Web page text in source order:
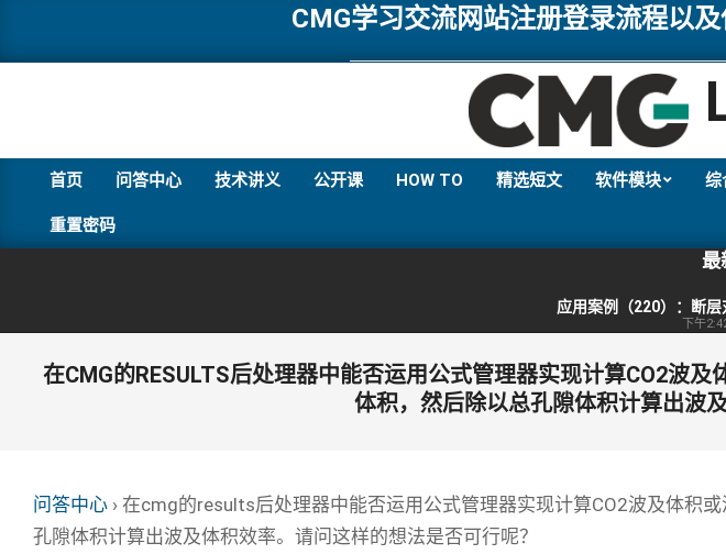
content
CMG学习交流网站注册登录流程以
首页 问答中心 技术讲义 公开课 HOW TO 精选短文 软件模块 综
重置密码
最
应用案例（220）：断
下午
在CMG的RESULTS后处理器中能否运用公式管理器实现计算CO2波
体积，然后除以总孔隙体积计算出波
问答中心 › 在cmg的results后处理器中能否运用公式管理器实现计算CO2波及体积
孔隙体积计算出波及体积效率。请问这样的想法是否可行呢？